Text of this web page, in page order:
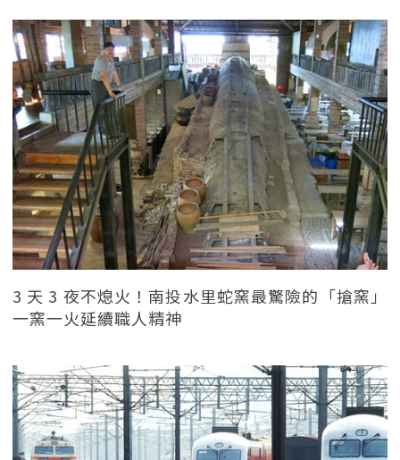
3 天 3 夜不熄火！南投水里蛇窯最驚險的「搶窯」
一窯一火延續職人精神